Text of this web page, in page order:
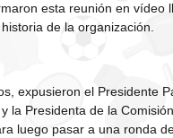
esta reunión en vídeo
de la organización.
expusieron el Presidente
la Presidenta de la
luego pasar a una ronda